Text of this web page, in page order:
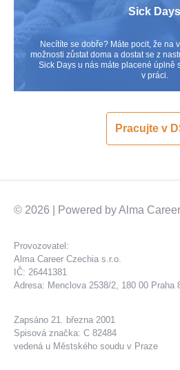
Sick Days
Necítíte se dobře? Máte pocit, že na
možnosti zůstat doma a dostat se z
Sick Days u nás máte placené úplně
v práci.
Pracujte v
© 2026 | Powered byAlma Career
Provozovatel:
Alma Career Czechia s.r.o.
IČ: 26441381
Adresa: Menclova 2538/2, 180 00 Praha
Zapsáno 21. března 2001
Spisová značka: C 82484
vedená u Městského soudu v Praze